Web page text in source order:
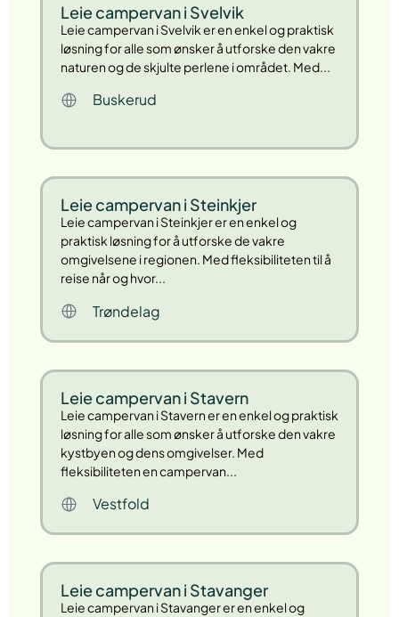
Leie campervan i Svelvik
Leie campervan i Svelvik er en enkel og praktisk
løsning for alle som ønsker å utforske den vakre
naturen og de skjulte perlene i området. Med...
Buskerud
Leie campervan i Steinkjer
Leie campervan i Steinkjer er en enkel og
praktisk løsning for å utforske de vakre
omgivelsene i regionen. Med fleksibiliteten til å
reise når og hvor...
Trøndelag
Leie campervan i Stavern
Leie campervan i Stavern er en enkel og praktisk
løsning for alle som ønsker å utforske den vakre
kystbyen og dens omgivelser. Med
fleksibiliteten en campervan...
Vestfold
Leie campervan i Stavanger
Leie campervan i Stavanger er en enkel og